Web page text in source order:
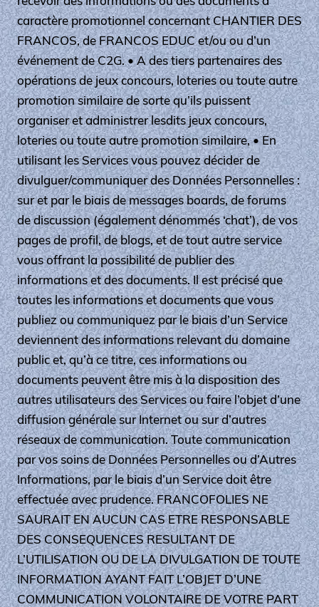
caractère promotionnel concernant CHANTIER DES
FRANCOS, de FRANCOS EDUC et/ou ou d’un
événement de C2G. • A des tiers partenaires des
opérations de jeux concours, loteries ou toute autre
promotion similaire de sorte qu’ils puissent
organiser et administrer lesdits jeux concours,
loteries ou toute autre promotion similaire, • En
utilisant les Services vous pouvez décider de
divulguer/communiquer des Données Personnelles :
sur et par le biais de messages boards, de forums
de discussion (également dénommés ‘chat’), de vos
pages de profil, de blogs, et de tout autre service
vous offrant la possibilité de publier des
informations et des documents. Il est précisé que
toutes les informations et documents que vous
publiez ou communiquez par le biais d’un Service
deviennent des informations relevant du domaine
public et, qu’à ce titre, ces informations ou
documents peuvent être mis à la disposition des
autres utilisateurs des Services ou faire l’objet d’une
diffusion générale sur Internet ou sur d’autres
réseaux de communication. Toute communication
par vos soins de Données Personnelles ou d’Autres
Informations, par le biais d’un Service doit être
effectuée avec prudence. FRANCOFOLIES NE
SAURAIT EN AUCUN CAS ETRE RESPONSABLE
DES CONSEQUENCES RESULTANT DE
L’UTILISATION OU DE LA DIVULGATION DE TOUTE
INFORMATION AYANT FAIT L’OBJET D’UNE
COMMUNICATION VOLONTAIRE DE VOTRE PART